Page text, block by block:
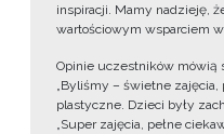
inspiracji. Mamy nadzieję,
wartościowym wsparciem
Opinie uczestników mówią
„Byliśmy – świetne
plastyczne. Dzieci były
„Super zajęcia, pełne